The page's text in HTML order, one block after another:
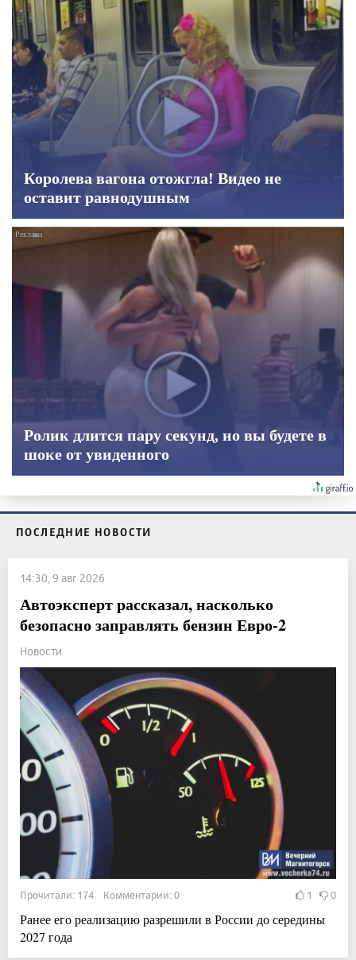
Королева вагона отожгла! Видео не
оставит равнодушным
Ролик длится пару секунд, но вы будете в
шоке от увиденного
ПОСЛЕДНИЕ НОВОСТИ
14:30, 9 авг 2026
Автоэксперт рассказал, насколько
безопасно заправлять бензин Евро-2
Новости
Прочитали: 174 Комментарии: 0 1 0
Ранее его реализацию разрешили в России до середины
2027 года